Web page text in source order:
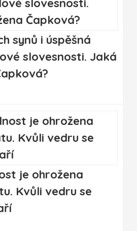
synů i úspěšná
slovesnosti. Jaká
je ohrožena
Kvůli vedru se